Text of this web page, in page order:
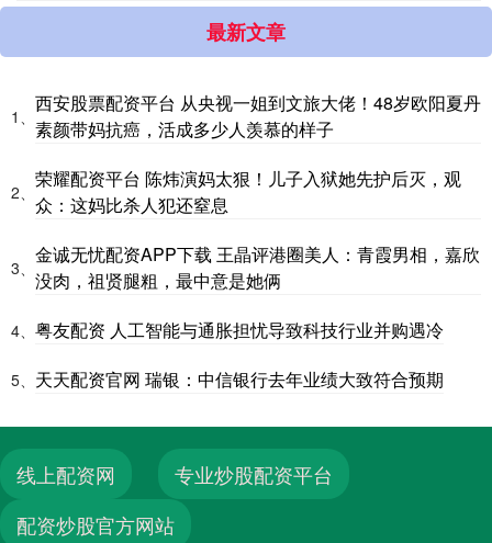
最新文章
1、
西安股票配资平台 从央视一姐到文旅大佬！48岁欧阳夏丹
素颜带妈抗癌，活成多少人羡慕的样子
2、
荣耀配资平台 陈炜演妈太狠！儿子入狱她先护后灭，观
众：这妈比杀人犯还窒息
3、
金诚无忧配资APP下载 王晶评港圈美人：青霞男相，嘉欣
没肉，祖贤腿粗，最中意是她俩
4、 粤友配资 人工智能与通胀担忧导致科技行业并购遇冷
5、 天天配资官网 瑞银：中信银行去年业绩大致符合预期
线上配资网
专业炒股配资平台
配资炒股官方网站